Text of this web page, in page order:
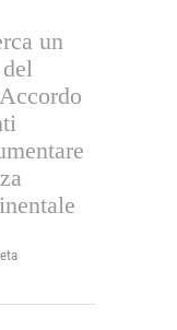
un